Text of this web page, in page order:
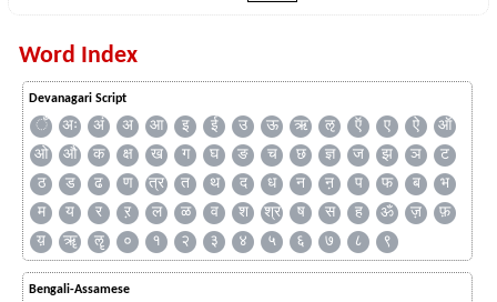
Word Index
Devanagari Script
ँ अः अं अ आ इ ई उ ऊ ऋ ऌ ऍ ए ऐ
ऑ
ओ
औ क क्ष ख ग घ ङ च छ ज्ञ ज झ ञ
ट
ठ
ड ढ ण त्र त थ द ध न ऩ प फ ब
भ
म
य र ऱ ल ळ व श श्र ष स ह ॐ ज़
फ़
य़
ॠ ॡ ० १ २ ३ ४ ५ ६ ७ ८ ९
Bengali-Assamese